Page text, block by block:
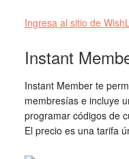
Ingresa al sitio de
Instant
Instant Member te
membresías e incluye
programar códigos de
El precio es una tarifa